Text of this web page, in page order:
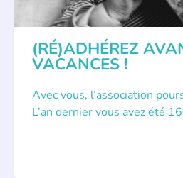
(RÉ)ADHÉREZ
VACANCES !
Avec vous, l’association
L’an dernier vous avez été